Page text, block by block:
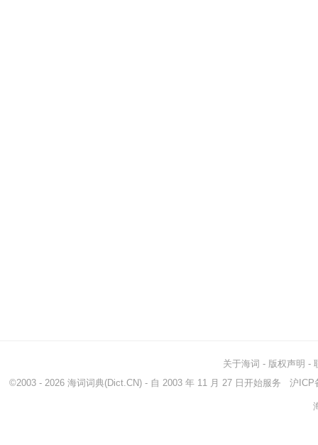
关于海词 - 版权声明 -
©2003 - 2026 海词词典(Dict.CN) - 自 2003 年 11 月 27 日开始服务 沪ICP